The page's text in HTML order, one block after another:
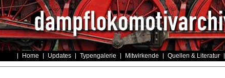
Home Updates Typengalerie Mitwirkende Quellen & Literatur